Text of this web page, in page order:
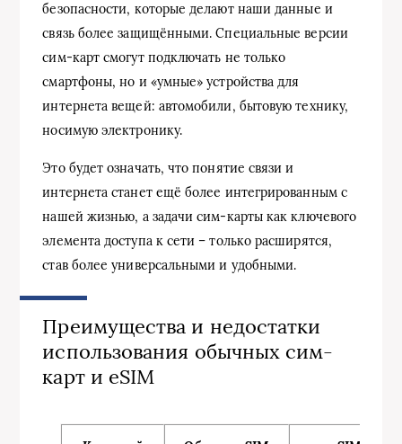
безопасности, которые делают наши данные и
связь более защищёнными. Специальные версии
сим-карт смогут подключать не только
смартфоны, но и «умные» устройства для
интернета вещей: автомобили, бытовую технику,
носимую электронику.
Это будет означать, что понятие связи и
интернета станет ещё более интегрированным с
нашей жизнью, а задачи сим-карты как ключевого
элемента доступа к сети – только расширятся,
став более универсальными и удобными.
Преимущества и недостатки
использования обычных сим-
карт и eSIM